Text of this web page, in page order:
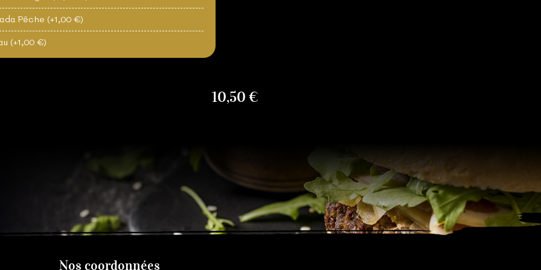
Pêche (+1,00 €)
(+1,00 €)
10,50 €
Nos coordonnées